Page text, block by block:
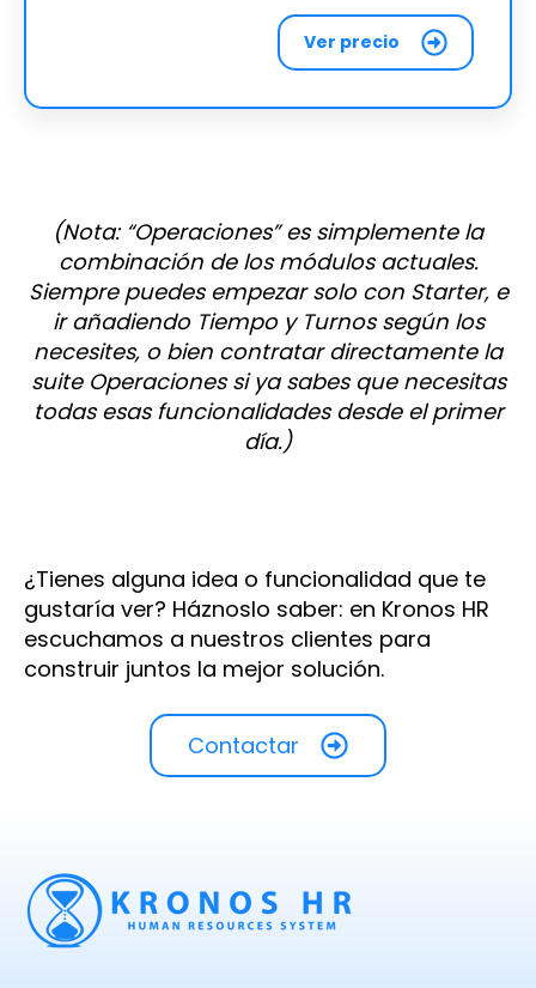
Ver precio
(Nota: “Operaciones” es simplemente la
combinación de los módulos actuales.
Siempre puedes empezar solo con Starter, e
ir añadiendo Tiempo y Turnos según los
necesites, o bien contratar directamente la
suite Operaciones si ya sabes que necesitas
todas esas funcionalidades desde el primer
día.)
¿Tienes alguna idea o funcionalidad que te
gustaría ver? Háznoslo saber: en Kronos HR
escuchamos a nuestros clientes para
construir juntos la mejor solución.
Contactar